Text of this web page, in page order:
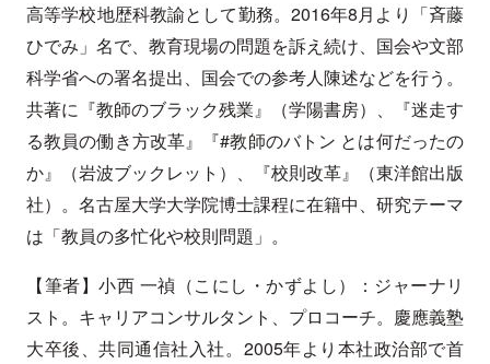
高等学校地歴科教諭として勤務。2016年8月より「斉藤
ひでみ」名で、教育現場の問題を訴え続け、国会や文部
科学省への署名提出、国会での参考人陳述などを行う。
共著に『教師のブラック残業』（学陽書房）、『迷走す
る教員の働き方改革』『#教師のバトン とは何だったの
か』（岩波ブックレット）、『校則改革』（東洋館出版
社）。名古屋大学大学院博士課程に在籍中、研究テーマ
は「教員の多忙化や校則問題」。
【筆者】小西 一禎（こにし・かずよし）：ジャーナリ
スト。キャリアコンサルタント、プロコーチ。慶應義塾
大卒後、共同通信社入社。2005年より本社政治部で首